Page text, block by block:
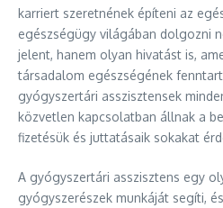
karriert szeretnének építeni az
egészségügy világában dolgozni
jelent, hanem olyan hivatást is,
társadalom egészségének
gyógyszertári asszisztensek
közvetlen kapcsolatban állnak a
fizetésük és juttatásaik sokakat
A gyógyszertári asszisztens egy
gyógyszerészek munkáját segíti,